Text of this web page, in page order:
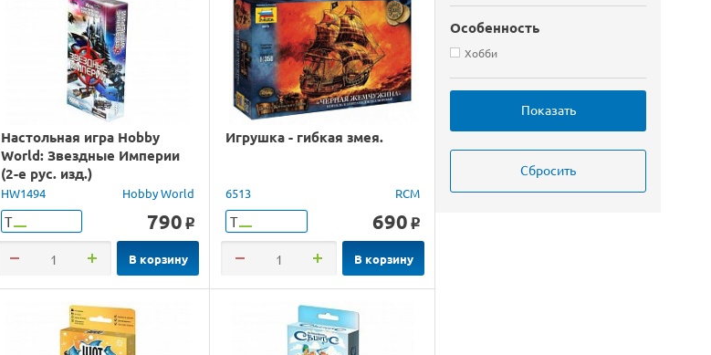
Особенность
Хобби
Настольная игра Hobby
World: Звездные Империи
(2-е рус. изд.)
HW1494 Hobby World
Т 790 o
В корзину
Игрушка - гибкая змея.
6513 RCM
Т 690 o
В корзину